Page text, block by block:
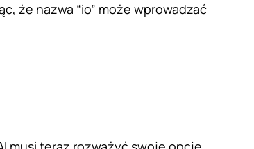
że nazwa “io” może wprowadzać